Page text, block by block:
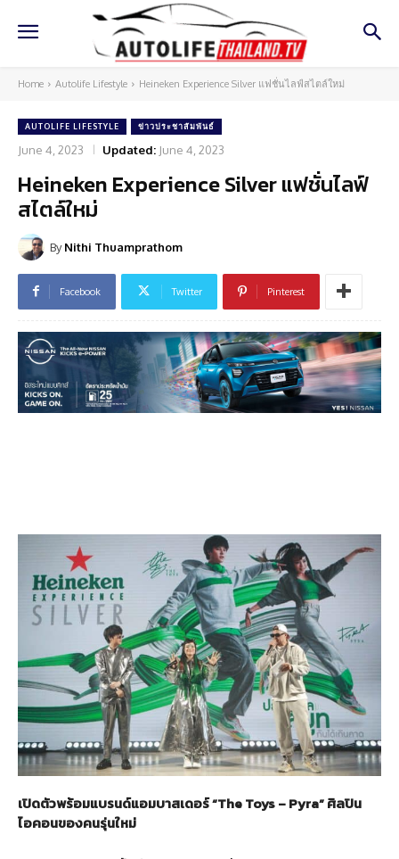
Home Autolife Lifestyle Heineken Experience Silver แฟชั่นไลฟ์สไตล์ใหม่
AUTOLIFE LIFESTYLE ข่าวประชาสัมพันธ์
June 4, 2023 Updated: June 4, 2023
Heineken Experience Silver แฟชั่นไลฟ์
สไตล์ใหม่
By Nithi Thuamprathom
Facebook Twitter Pinterest
เปิดตัวพร้อมแบรนด์แอมบาสเดอร์ “The Toys – Pyra” ศิลปิน
ไอคอนของคนรุ่นใหม่